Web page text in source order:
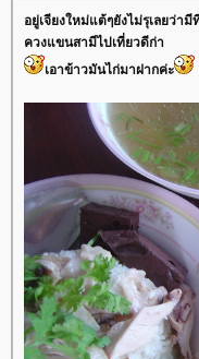
อยู่เจียงใหม่แต้ๆยังไม่รุเลยว่า
ควงแขนสามีไปเที่ยวดีก่า
เอาข้าวมันไก่มาฝากค่ะ